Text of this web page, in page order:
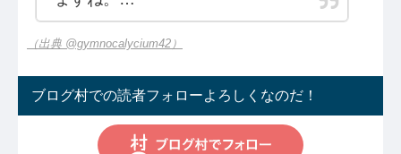
（出典 @gymnocalycium42）
ブログ村での読者フォローよろしくなのだ！